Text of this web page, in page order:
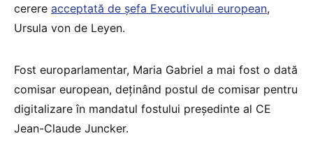
cerere acceptată de șefa Executivului european,
Ursula von de Leyen.
Fost europarlamentar, Maria Gabriel a mai fost o dată
comisar european, deţinând postul de comisar pentru
digitalizare în mandatul fostului preşedinte al CE
Jean-Claude Juncker.